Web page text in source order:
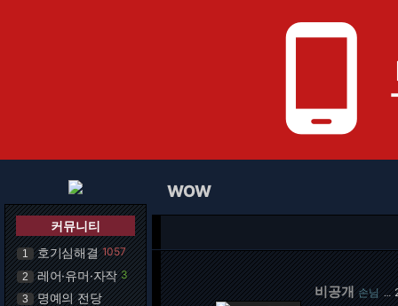
phone_android
커뮤니티
1 호기심해결 1057
2 레어·유머·자작 3
3 명예의 전당
WOW
비공개 손님 …